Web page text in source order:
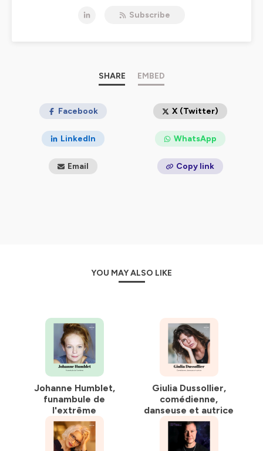
Subscribe
SHARE EMBED
Facebook X (Twitter)
LinkedIn WhatsApp
Email Copy link
YOU MAY ALSO LIKE
Johanne Humblet,
funambule de
l'extrême
Giulia Dussollier,
comédienne,
danseuse et autrice